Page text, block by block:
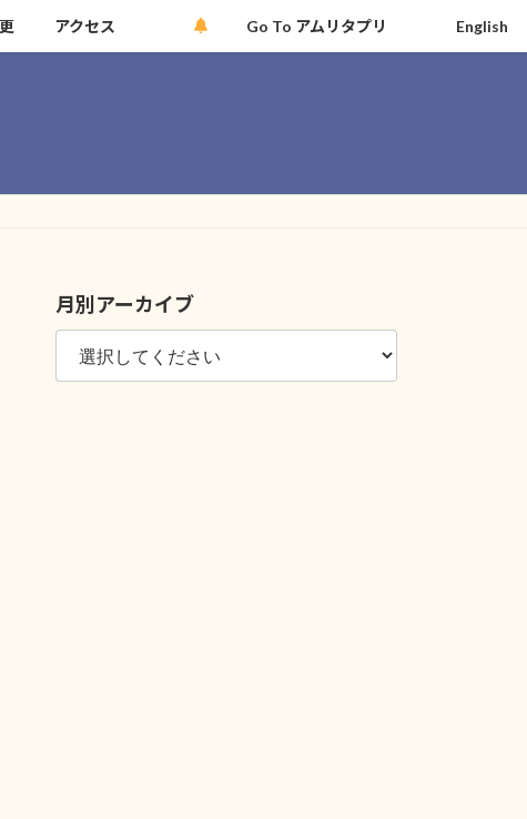
アクセス Go To アムリタプリ English
月別アーカイブ